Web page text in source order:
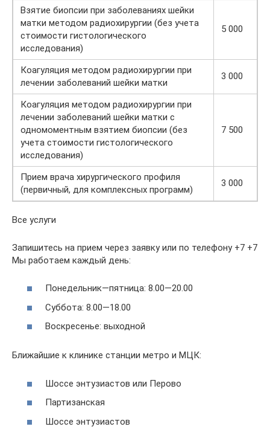
Взятие биопсии при заболеваниях шейки
матки методом радиохирургии (без учета
стоимости гистологического
исследования)
5 000
Коагуляция методом радиохирургии при
лечении заболеваний шейки матки
3 000
Коагуляция методом радиохирургии при
лечении заболеваний шейки матки с
одномоментным взятием биопсии (без
учета стоимости гистологического
исследования)
7 500
Прием врача хирургического профиля
(первичный, для комплексных программ)
3 000
Все услуги
Запишитесь на прием через заявку или по телефону +7 +7
Мы работаем каждый день:
Понедельник—пятница: 8.00—20.00
Суббота: 8.00—18.00
Воскресенье: выходной
Ближайшие к клинике станции метро и МЦК:
Шоссе энтузиастов или Перово
Партизанская
Шоссе энтузиастов